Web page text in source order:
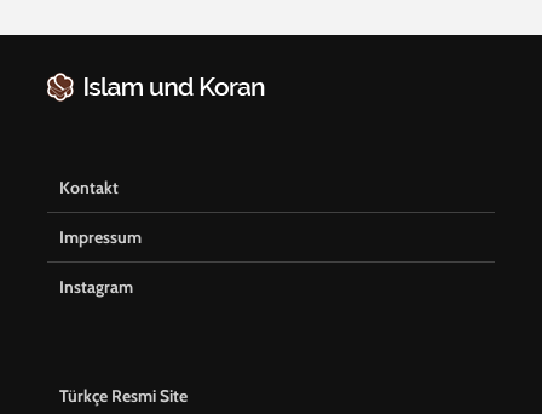
Kontakt
Impressum
Instagram
Türkçe Resmi Site